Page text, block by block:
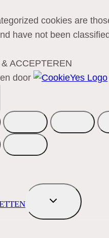
cookies are
have not been
ACCEPTEREN
door
TOGGLE
SUBMENU